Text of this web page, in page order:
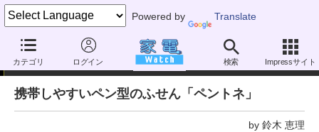
Powered by Translate
カテゴリ ログイン 検索 Impressサイト
やじうまミニレビュー
携帯しやすいペン型のふせん「ペントネ」
by 鈴木 恵理